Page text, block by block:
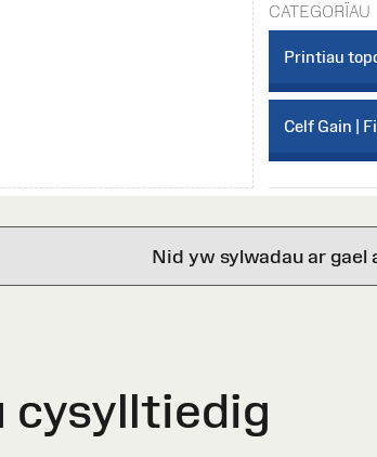
CATEGORÏAU
Printiau
Celf Gain |
Nid yw sylwadau ar
cysylltiedig